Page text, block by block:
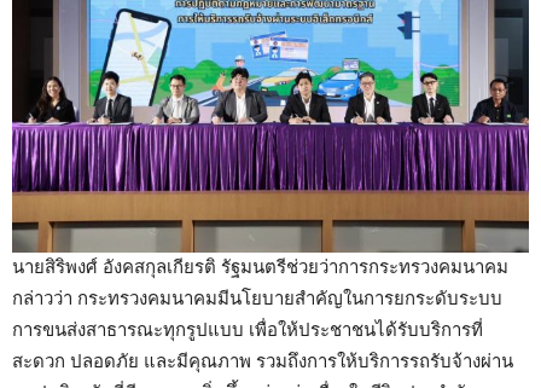
นายสิริพงศ์ อังคสกุลเกียรติ รัฐมนตรีช่วยว่าการกระทรวงคมนาคม
กล่าวว่า กระทรวงคมนาคมมีนโยบายสำคัญในการยกระดับระบบ
การขนส่งสาธารณะทุกรูปแบบ เพื่อให้ประชาชนได้รับบริการที่
สะดวก ปลอดภัย และมีคุณภาพ รวมถึงการให้บริการรถรับจ้างผ่าน